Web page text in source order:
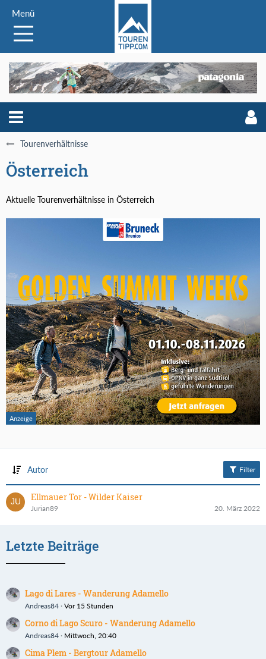
Menü
Tourenverhältnisse
Österreich
Aktuelle Tourenverhältnisse in Österreich
Autor Filter
Ellmauer Tor - Wilder Kaiser
Jurian89 20. März 2022
Letzte Beiträge
Lago di Lares - Wanderung Adamello
Andreas84 Vor 15 Stunden
Corno di Lago Scuro - Wanderung Adamello
Andreas84 Mittwoch, 20:40
Cima Plem - Bergtour Adamello